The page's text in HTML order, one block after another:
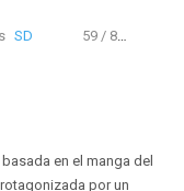
SD 59 / 89 capítulos
en el manga del
por un